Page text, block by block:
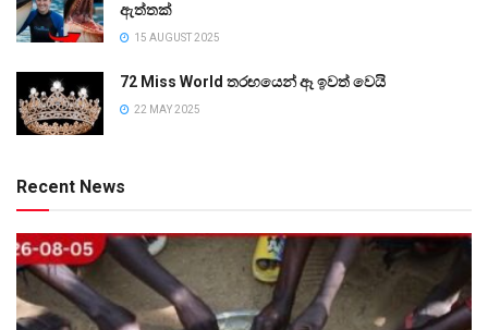
ඇත්තක්
15 AUGUST 2025
72 Miss World තරඟයෙන් ඈ ඉවත් වෙයි
22 MAY 2025
Recent News